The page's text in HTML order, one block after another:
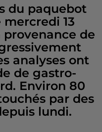
du paquebot
13
de
analyses ont
de gastro-
Environ 80
par des
lundi.